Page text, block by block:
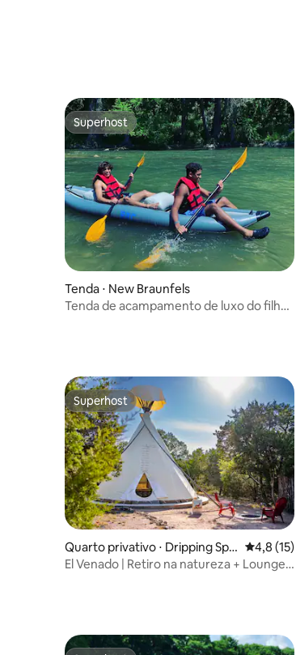
Superhost
Superhost
Tenda ⋅ New Braunfels
Tenda de acampamento de luxo do filho
Superhost
Superhost
Quarto privativo ⋅ Dripping Spri
ngs
4,8 de
4,8 (15)
El Venado | Retiro na natureza + Lounge